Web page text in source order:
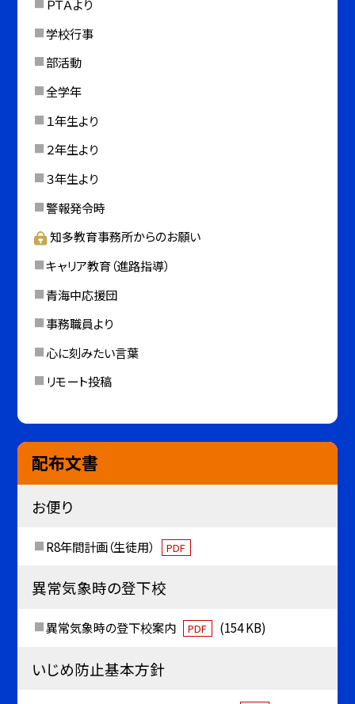
ＰＴＡより
学校行事
部活動
全学年
１年生より
２年生より
３年生より
警報発令時
知多教育事務所からのお願い
キャリア教育（進路指導）
青海中応援団
事務職員より
心に刻みたい言葉
リモート投稿
配布文書
お便り
R8年間計画（生徒用） PDF
異常気象時の登下校
異常気象時の登下校案内 PDF (154 KB)
いじめ防止基本方針